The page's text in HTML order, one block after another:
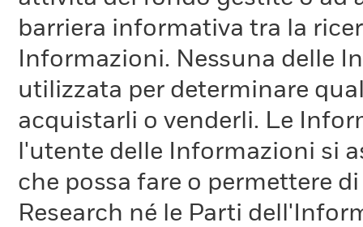
barriera informativa tra la
Informazioni. Nessuna delle
utilizzata per determinare
acquistarli o venderli. Le
l'utente delle Informazioni si
che possa fare o permettere
Research né le Parti